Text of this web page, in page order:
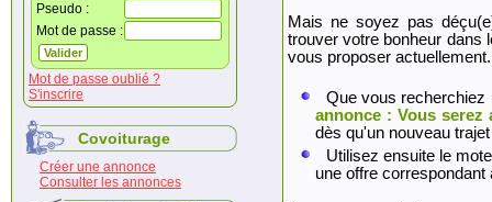
Pseudo :
Mot de passe :
Mot de passe oublié ?
S'inscrire
Covoiturage
Créer une annonce
Consulter les annonces
Mais ne soyez pas
trouver votre bonheur dans
vous proposer actuellement.
Que vous
annonce : Vous serez
dès qu'un nouveau
Utilisez ensuite le
une offre